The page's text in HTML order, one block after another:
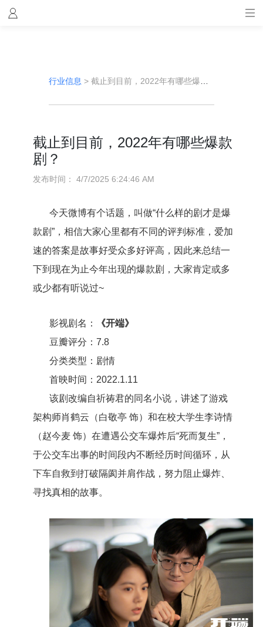
行业信息 > 截止到目前，2022年有哪些爆款剧？
截止到目前，2022年有哪些爆款
剧？
发布时间： 4/7/2025 6:24:46 AM
今天微博有个话题，叫做“什么样的剧才是爆
款剧”，相信大家心里都有不同的评判标准，爱加
速的答案是故事好受众多好评高，因此来总结一
下到现在为止今年出现的爆款剧，大家肯定或多
或少都有听说过~
影视剧名：
《开端》
豆瓣评分：7.8
分类类型：剧情
首映时间：2022.1.11
该剧改编自祈祷君的同名小说，讲述了游戏
架构师肖鹤云（白敬亭 饰）和在校大学生李诗情
（赵今麦 饰）在遭遇公交车爆炸后“死而复生”，
于公交车出事的时间段内不断经历时间循环，从
下车自救到打破隔阂并肩作战，努力阻止爆炸、
寻找真相的故事。